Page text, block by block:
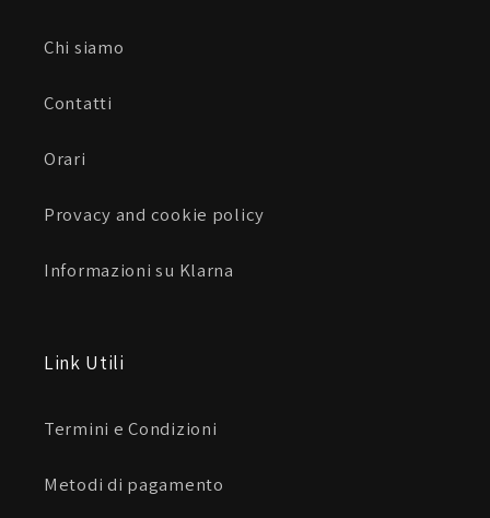
Chi siamo
Contatti
Orari
Provacy and cookie policy
Informazioni su Klarna
Link Utili
Termini e Condizioni
Metodi di pagamento